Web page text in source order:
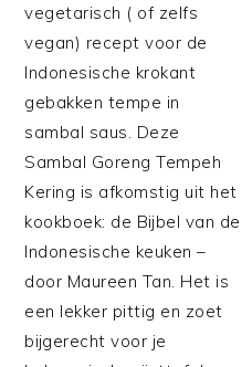
vegetarisch ( of zelfs
vegan) recept voor de
Indonesische krokant
gebakken tempe in
sambal saus. Deze
Sambal Goreng Tempeh
Kering is afkomstig uit het
kookboek: de Bijbel van de
Indonesische keuken –
door Maureen Tan. Het is
een lekker pittig en zoet
bijgerecht voor je